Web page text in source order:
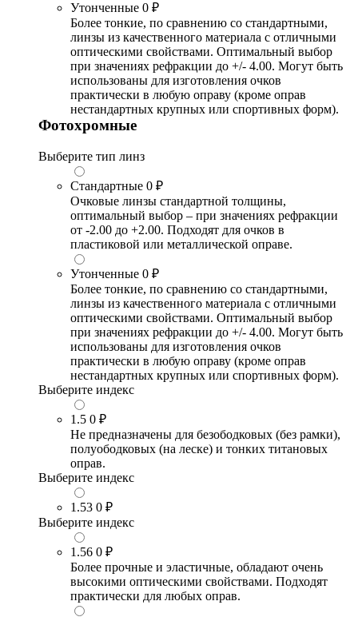
Утонченные 0 ₽
Более тонкие, по сравнению со стандартными,
линзы из качественного материала с отличными
оптическими свойствами. Оптимальный выбор
при значениях рефракции до +/- 4.00. Могут быть
использованы для изготовления очков
практически в любую оправу (кроме оправ
нестандартных крупных или спортивных форм).
Фотохромные
Выберите тип линз
Стандартные 0 ₽
Очковые линзы стандартной толщины,
оптимальный выбор – при значениях рефракции
от -2.00 до +2.00. Подходят для очков в
пластиковой или металлической оправе.
Утонченные 0 ₽
Более тонкие, по сравнению со стандартными,
линзы из качественного материала с отличными
оптическими свойствами. Оптимальный выбор
при значениях рефракции до +/- 4.00. Могут быть
использованы для изготовления очков
практически в любую оправу (кроме оправ
нестандартных крупных или спортивных форм).
Выберите индекс
1.5 0 ₽
Не предназначены для безободковых (без рамки),
полуободковых (на леске) и тонких титановых
оправ.
Выберите индекс
1.53 0 ₽
Выберите индекс
1.56 0 ₽
Более прочные и эластичные, обладают очень
высокими оптическими свойствами. Подходят
практически для любых оправ.